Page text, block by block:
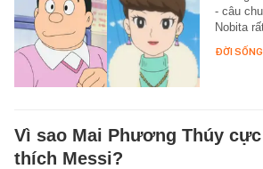
- câu
Nobita
ĐỜI SỐNG
Vì sao Mai Phương Thúy
thích Messi?